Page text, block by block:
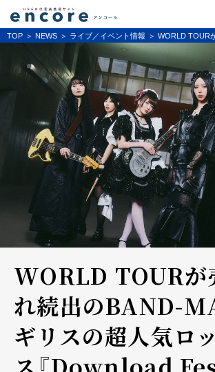
TOP NEWS ライブ／イベント情報 WORLD TOUR
WORLD TOURが
れ続出のBAND-
ギリスの超人気ロ
ス『Download